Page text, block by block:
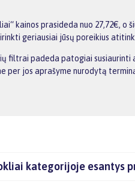
kainos prasideda nuo 27,72€,
geriausiai jūsų poreikius
filtrai padeda patogiai
per jos aprašyme nurodytą
kategorijoje esantys